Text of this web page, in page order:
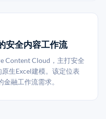
安全内容工作流
Content Cloud，主打安全
生Excel建模。该定位表
融工作流需求。